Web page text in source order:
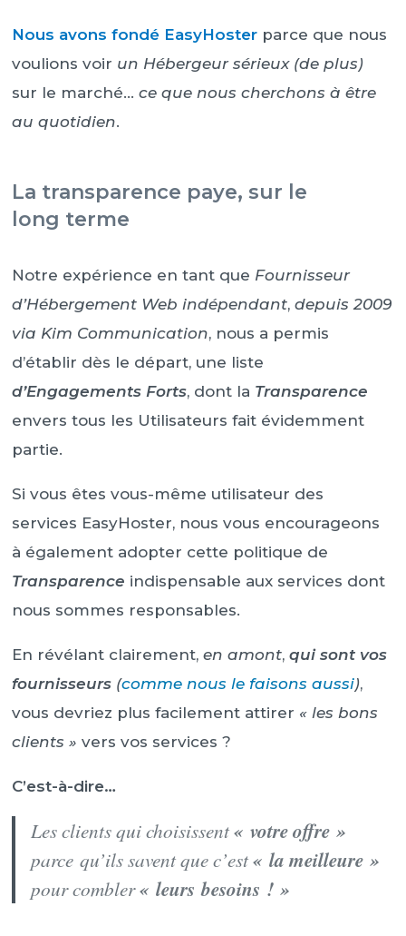
Nous avons fondé EasyHoster parce que nous
voulions voir un Hébergeur sérieux (de plus)
sur le marché… ce que nous cherchons à être
au quotidien.
La transparence paye, sur le
long terme
Notre expérience en tant que Fournisseur
d’Hébergement Web indépendant, depuis 2009
via Kim Communication, nous a permis
d’établir dès le départ, une liste
d’Engagements Forts, dont la Transparence
envers tous les Utilisateurs fait évidemment
partie.
Si vous êtes vous-même utilisateur des
services EasyHoster, nous vous encourageons
à également adopter cette politique de
Transparence indispensable aux services dont
nous sommes responsables.
En révélant clairement, en amont, qui sont vos
fournisseurs (comme nous le faisons aussi),
vous devriez plus facilement attirer « les bons
clients » vers vos services ?
C’est-à-dire…
Les clients qui choisissent« votre offre »
parce qu’ils savent que c’est« la meilleure »
pour combler« leurs besoins ! »